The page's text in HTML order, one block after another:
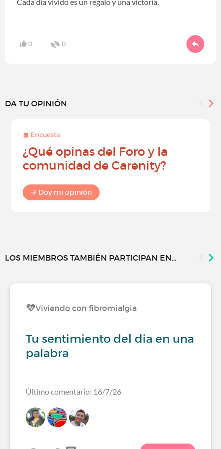
0 0
DA TU OPINIÓN
Encuesta
¿Qué opinas del Foro y la
comunidad de Carenity?
Doy mi opinión
LOS MIEMBROS TAMBIÉN PARTICIPAN EN...
Viviendo con fibromialgia
Tu sentimiento del dia en una
palabra
Último comentario: 16/7/26